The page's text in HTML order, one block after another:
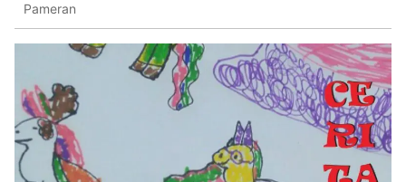
Pameran